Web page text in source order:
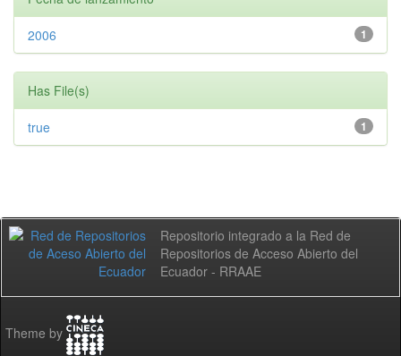
1
2006
Has File(s)
1
true
Repositorio integrado a la Red de
Repositorios de Acceso Abierto del
Ecuador - RRAAE
Theme by